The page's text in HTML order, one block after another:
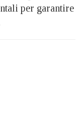
per garantire